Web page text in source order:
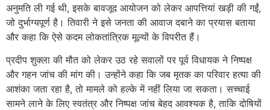
अनुमति ली गई थी, इसके बावजूद आयोजन को लेकर आपत्तियां खड़ी की गईं,
जो दुर्भाग्यपूर्ण है। तिवारी ने इसे जनता की आवाज दबाने का प्रयास बताया
और कहा कि ऐसे कदम लोकतांत्रिक मूल्यों के विपरीत हैं।
प्रदीप शुक्ला की मौत को लेकर उठ रहे सवालों पर पूर्व विधायक ने निष्पक्ष
और गहन जांच की मांग की। उन्होंने कहा कि जब मृतक का परिवार हत्या की
आशंका जता रहा है, तो मामले को हल्के में नहीं लिया जा सकता। सच्चाई
सामने लाने के लिए स्वतंत्र और निष्पक्ष जांच बेहद आवश्यक है, ताकि दोषियों